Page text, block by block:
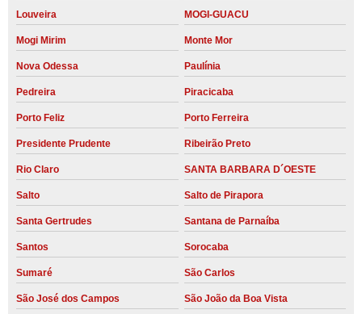
Louveira MOGI-GUACU
Mogi Mirim Monte Mor
Nova Odessa Paulínia
Pedreira Piracicaba
Porto Feliz Porto Ferreira
Presidente Prudente Ribeirão Preto
Rio Claro SANTA BARBARA D´OESTE
Salto Salto de Pirapora
Santa Gertrudes Santana de Parnaíba
Santos Sorocaba
Sumaré São Carlos
São José dos Campos São João da Boa Vista